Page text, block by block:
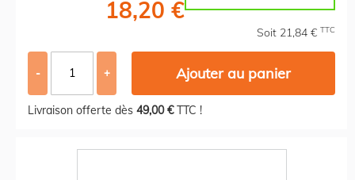
18,20 €
Soit 21,84 € TTC
- + Ajouter au panier
Livraison offerte dès 49,00 €TTC !